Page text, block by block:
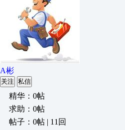
A彬
关注 私信
精华：0帖
求助：0帖
帖子：0帖 | 11回